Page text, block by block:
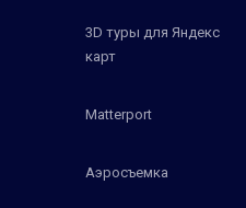
3D туры для Яндекс
карт
Matterport
Аэросъемка